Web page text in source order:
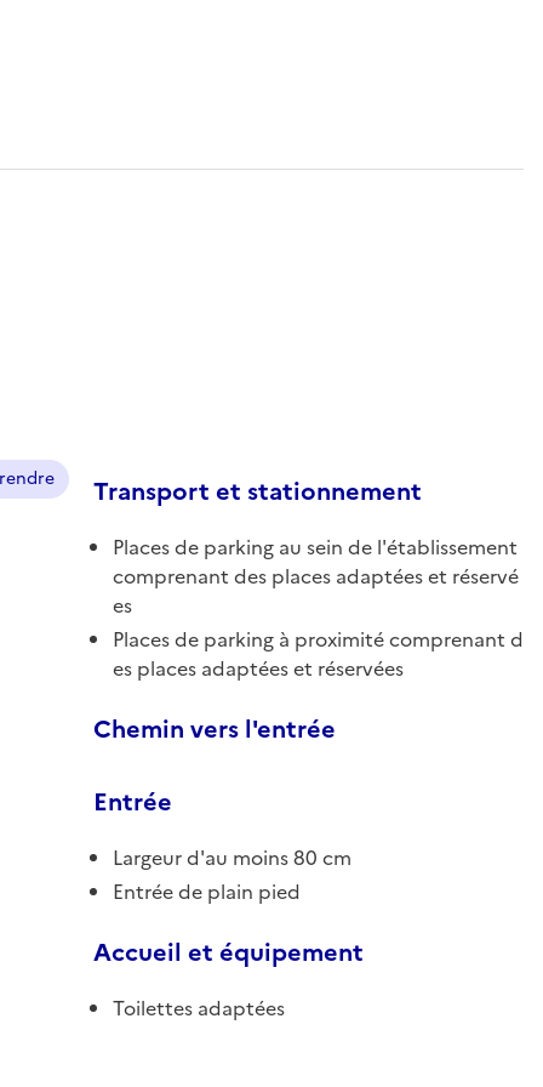
Transport et stationnement
Places de parking au sein de l'établissement
comprenant des places adaptées et réservé
es
Places de parking à proximité comprenant d
es places adaptées et réservées
Chemin vers l'entrée
Entrée
Largeur d'au moins 80 cm
Entrée de plain pied
Accueil et équipement
Toilettes adaptées